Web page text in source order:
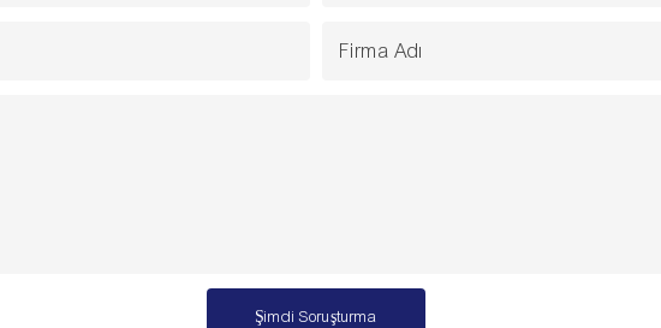
Firma Adı
Şimdi Soruşturma